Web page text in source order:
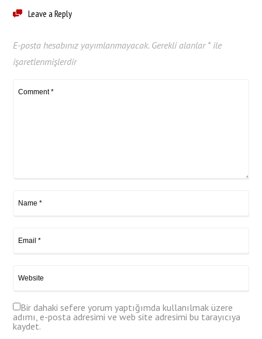
Leave a Reply
E-posta hesabınız yayımlanmayacak. Gerekli alanlar *ile
işaretlenmişlerdir
Bir dahaki sefere yorum yaptığımda kullanılmak üzere
adımı, e-posta adresimi ve web site adresimi bu tarayıcıya
kaydet.